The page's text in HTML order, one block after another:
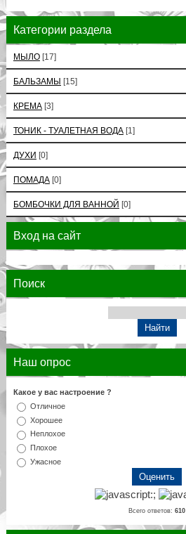
Категории раздела
МЫЛО [17]
БАЛЬЗАМЫ [15]
КРЕМА [3]
ТОНИК - ТУАЛЕТНАЯ ВОДА [1]
ДУХИ [0]
ПОМАДА [0]
БОМБОЧКИ ДЛЯ ВАННОЙ [0]
Вход на сайт
Поиск
Наш опрос
Какое у вас настроение ?
Отличное
Хорошее
Неплохое
Плохое
Ужасное
Всего ответов:610